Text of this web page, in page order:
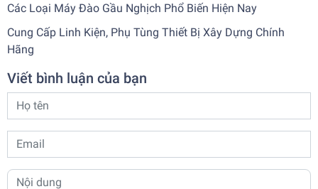
Các Loại Máy Đào Gầu Nghịch Phổ Biến Hiện Nay
Cung Cấp Linh Kiện, Phụ Tùng Thiết Bị Xây Dựng Chính
Hãng
Viết bình luận của bạn